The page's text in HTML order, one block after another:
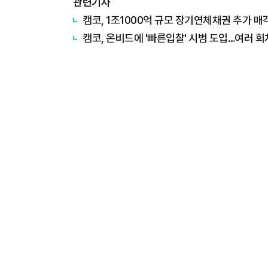
캠코, 1조1000억 규모 장기연체채권 추가 매
캠코, 온비드에 '빠른입찰' 시범 도입…여러 회